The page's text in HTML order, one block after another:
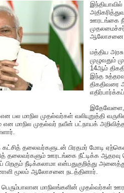
ஊரடங்கை
ஆலோசனை
மத்திய
முழுவதும்
14ஆம்
இந்த
திகதிவரை
இதேவேளை,
மாநில முதல்வர்கள் வலியுறுத்தி
என மாநில முதல்வர் நவீன் பட்நாயக்
தலைவர்களுடன் பிரதமர் மோடி
தலைவர்களும் ஊரடங்கை நீட்டிக்க ஆதரவு
நீடிக்கலாமா என்பதுகுறித்து
மூலம் ஆலோசனை நடத்தினார்.
மாநிலங்களின் முதல்வர்கள்